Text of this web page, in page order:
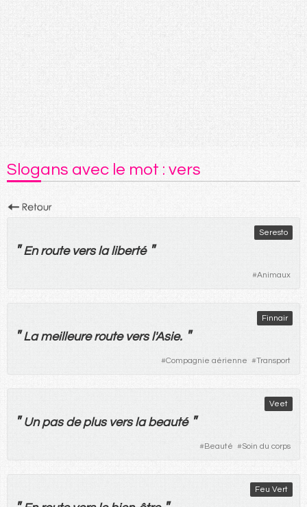
Slogans avec le mot : vers
Seresto
" En route vers la liberté "
#Animaux
Finnair
" La meilleure route versl'Asie. "
#Compagnie aérienne #Transport
Veet
" Un pas de plus vers la beauté "
#Beauté #Soin du corps
Feu Vert